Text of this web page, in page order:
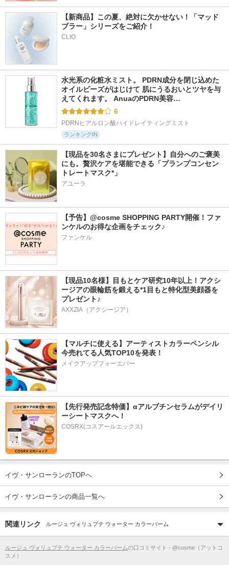
【新商品】この夏、絶対に欠かせない！「マッド
ブラー」シリーズをご紹介！
CLIO
水光系の化粧水ミスト。 PDRN成分を閉じ込めた
オイルビーズがはじけて 肌にうるおいとツヤを与
えてくれます。 AnuaのPDRN美容…
6
PDRNヒアルロン酸ハイドレイティングミスト
ランキングIN
【現品を30名さまにプレゼント】自分へのご褒美
にも。贅沢ケアを堪能できる「プランプコンセン
トレートマスク*」
アユーラ
【予告】@cosme SHOPPING PARTY開催！ファ
ンケルのお得な企画をチェック♪
ファンケル
【現品10名様】目もとケア研究10年以上！アクシ
ージアの眼輪筋を鍛える*1目もと特化型美顔器を
プレゼント♪
AXXZIA（アクシージア）
【マルチに使える】アーティストカラーペンシル
今売れてる人気TOP10を発表！
メイクアップフォーエバー
【先行発売記念特価】αアルブチンセラムがデイリ
ーシートマスクへ！
COSRX(コスアールエックス)
イヴ・サンローランのTOPへ
イヴ・サンローランの商品一覧へ
関連リンク ルージュ ヴォリュプテ ウォーター カラーバーム
ルージュ ヴォリュプテ ウォーター カラーバームの口コミサイト - @cosme（アットコ
スメ）